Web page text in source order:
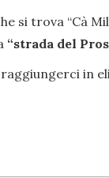
si trova “Cà
“strada del
in